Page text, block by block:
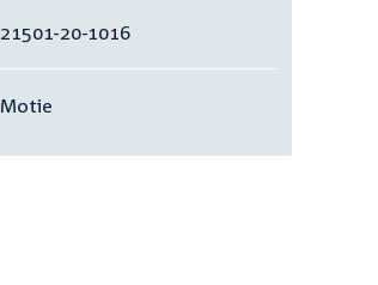
Nummer:
21501-20-1016
Motie